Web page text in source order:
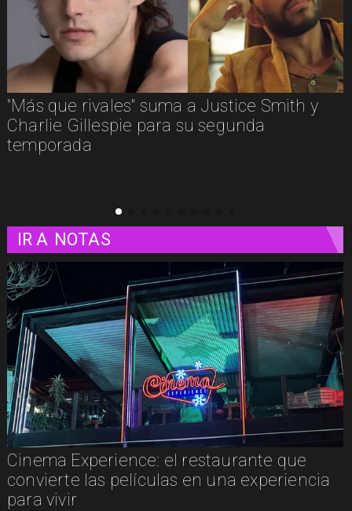
"Culto a la Personalidad": la docuserie de
A&E que explora la psicología de los líderes
de sectas más letales
IR A NOTAS
que
Concurso de Acuarela Hardy
abre convocatoria con premio de
3.000